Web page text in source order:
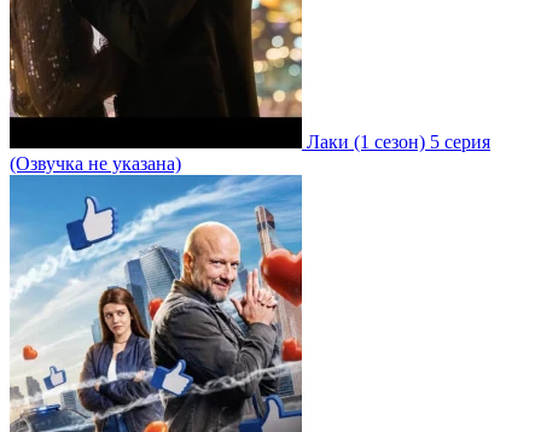
Лаки (1 сезон) 5 серия
(Озвучка не указана)